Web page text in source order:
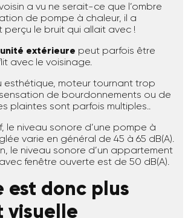
a vu ne serait-ce que l’ombre
de pompe à chaleur, il a
perçu le bruit qui allait avec !
unité extérieure peut parfois être
avec le voisinage.
esthétique, moteur tournant trop
de bourdonnements ou de
plaintes sont parfois multiples..
le niveau sonore d’une pompe à
varie en général de 45 à 65 dB(A).
le niveau sonore d’un appartement
fenêtre ouverte est de 50 dB(A).
est donc plus
visuelle